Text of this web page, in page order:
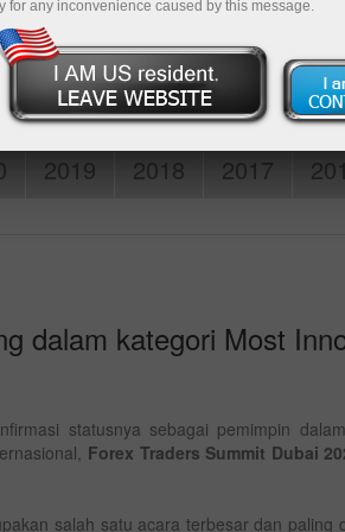
2019 2018 2017
dalam kategori Most
statusnya sebagai pemimpin
Forex Traders Summit Dubai
salah satu acara terbesar dan
for any inconvenience caused by this message.